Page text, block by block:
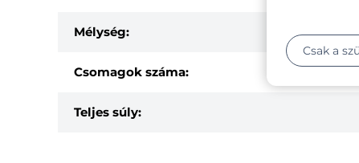
Mélység:
Csomagok száma:
Teljes súly:
Csak a